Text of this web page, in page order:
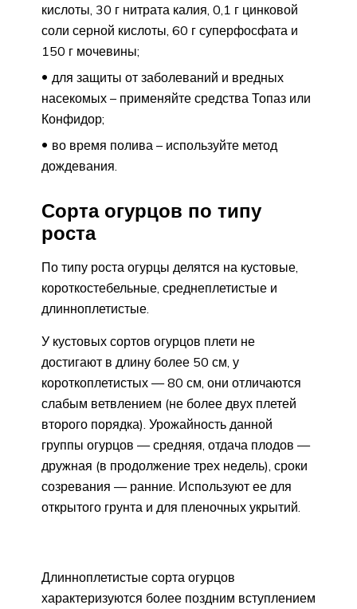
кислоты, 30 г нитрата калия, 0,1 г цинковой
соли серной кислоты, 60 г суперфосфата и
150 г мочевины;
для защиты от заболеваний и вредных
насекомых – применяйте средства Топаз или
Конфидор;
во время полива – используйте метод
дождевания.
Сорта огурцов по типу
роста
По типу роста огурцы делятся на кустовые,
короткостебельные, среднеплетистые и
длинноплетистые.
У кустовых сортов огурцов плети не
достигают в длину более 50 см, у
короткоплетистых — 80 см, они отличаются
слабым ветвлением (не более двух плетей
второго порядка). Урожайность данной
группы огурцов — средняя, отдача плодов —
дружная (в продолжение трех недель), сроки
созревания — ранние. Используют ее для
открытого грунта и для пленочных укрытий.
Длинноплетистые сорта огурцов
характеризуются более поздним вступлением